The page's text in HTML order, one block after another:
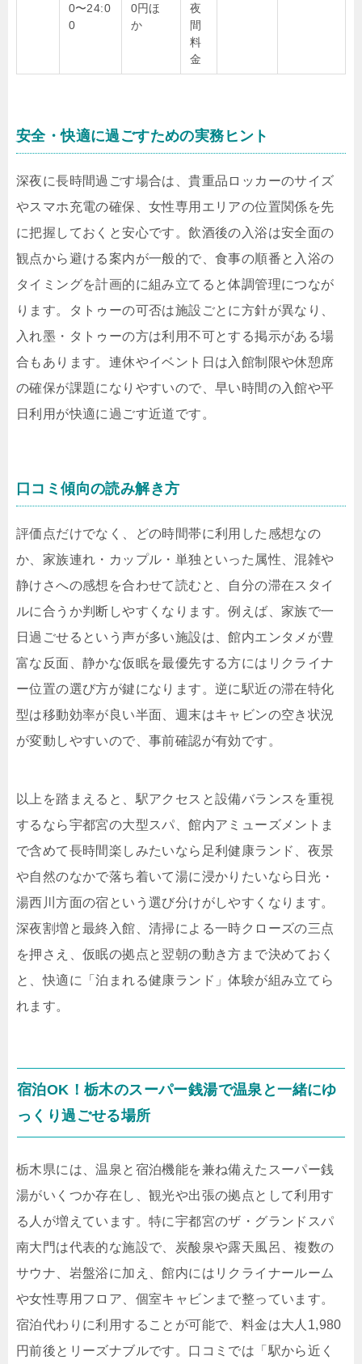
0〜24:0
0
0円ほ
か
夜
間
料
金
安全・快適に過ごすための実務ヒント
深夜に長時間過ごす場合は、貴重品ロッカーのサイズ
やスマホ充電の確保、女性専用エリアの位置関係を先
に把握しておくと安心です。飲酒後の入浴は安全面の
観点から避ける案内が一般的で、食事の順番と入浴の
タイミングを計画的に組み立てると体調管理につなが
ります。タトゥーの可否は施設ごとに方針が異なり、
入れ墨・タトゥーの方は利用不可とする掲示がある場
合もあります。連休やイベント日は入館制限や休憩席
の確保が課題になりやすいので、早い時間の入館や平
日利用が快適に過ごす近道です。
口コミ傾向の読み解き方
評価点だけでなく、どの時間帯に利用した感想なの
か、家族連れ・カップル・単独といった属性、混雑や
静けさへの感想を合わせて読むと、自分の滞在スタイ
ルに合うか判断しやすくなります。例えば、家族で一
日過ごせるという声が多い施設は、館内エンタメが豊
富な反面、静かな仮眠を最優先する方にはリクライナ
ー位置の選び方が鍵になります。逆に駅近の滞在特化
型は移動効率が良い半面、週末はキャビンの空き状況
が変動しやすいので、事前確認が有効です。
以上を踏まえると、駅アクセスと設備バランスを重視
するなら宇都宮の大型スパ、館内アミューズメントま
で含めて長時間楽しみたいなら足利健康ランド、夜景
や自然のなかで落ち着いて湯に浸かりたいなら日光・
湯西川方面の宿という選び分けがしやすくなります。
深夜割増と最終入館、清掃による一時クローズの三点
を押さえ、仮眠の拠点と翌朝の動き方まで決めておく
と、快適に「泊まれる健康ランド」体験が組み立てら
れます。
宿泊OK！栃木のスーパー銭湯で温泉と一緒にゆ
っくり過ごせる場所
栃木県には、温泉と宿泊機能を兼ね備えたスーパー銭
湯がいくつか存在し、観光や出張の拠点として利用す
る人が増えています。特に宇都宮のザ・グランドスパ
南大門は代表的な施設で、炭酸泉や露天風呂、複数の
サウナ、岩盤浴に加え、館内にはリクライナールーム
や女性専用フロア、個室キャビンまで整っています。
宿泊代わりに利用することが可能で、料金は大人1,980
円前後とリーズナブルです。口コミでは「駅から近く